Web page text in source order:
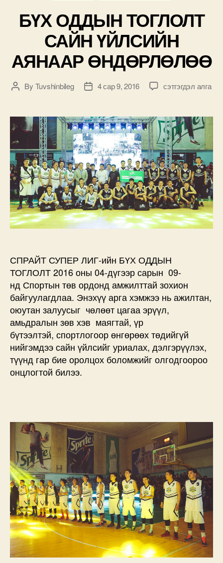
БҮХ ОДДЫН ТОГЛОЛТ
САЙН ҮЙЛСИЙН
АЯНААР ӨНДӨРЛӨЛӨӨ
PostBy Tuvshinbileg
Post4 сар 9, 2016
БҮХ
САЙН
ҮЙЛСИЙН
АЯНААР
ӨНДӨРЛӨЛӨӨ
дээр
сэтгэгдэл алга
СПРАЙТ СУПЕР ЛИГ-ийн БҮХ ОДДЫН
ТОГЛОЛТ 2016 оны 04-дүгээр сарын 09-
нд Спортын төв ордонд амжилттай зохион
байгуулагдлаа. Энэхүү арга хэмжээ нь ажилтан,
оюутан залуусыг чөлөөт цагаа эрүүл,
амьдралын зөв хэв маягтай, үр
бүтээлтэй, спортлогоор өнгөрөөх төдийгүй
нийгэмдээ сайн үйлсийг уриалах, дэлгэрүүлэх,
түүнд гар бие оролцох боломжийг олгодгоороо
онцлогтой билээ.